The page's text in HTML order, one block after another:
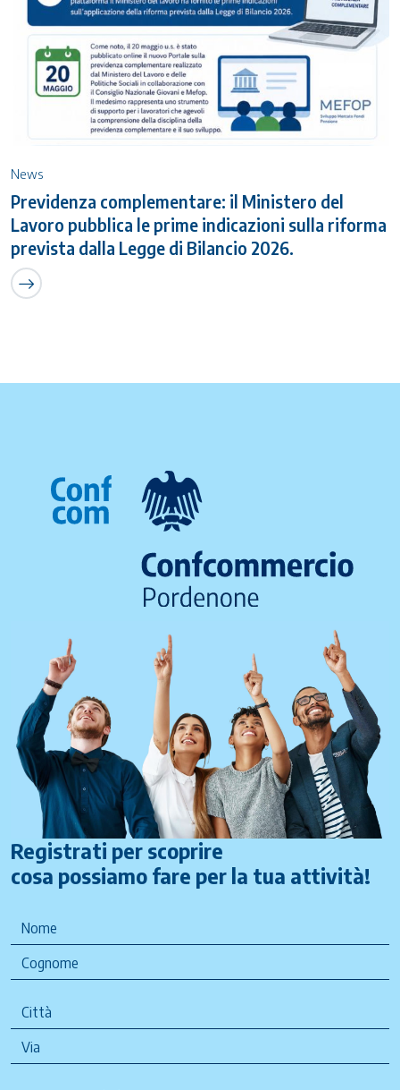
News
Previdenza complementare: il Ministero del
Lavoro pubblica le prime indicazioni sulla riforma
prevista dalla Legge di Bilancio 2026.
Registrati per scoprire
cosa possiamo fare per la tua attività!